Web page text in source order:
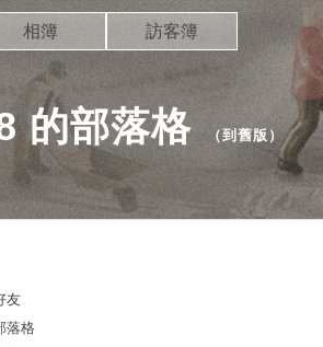
的部落格 （到舊版 ）
相簿 訪客簿
友
落格